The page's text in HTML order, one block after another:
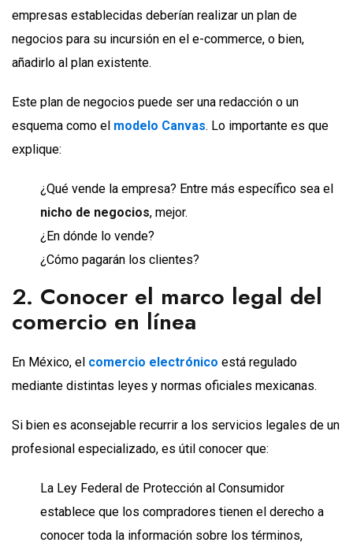
empresas establecidas deberían realizar un plan de
negocios para su incursión en el e-commerce, o bien,
añadirlo al plan existente.
Este plan de negocios puede ser una redacción o un
esquema como el modelo Canvas. Lo importante es que
explique:
¿Qué vende la empresa? Entre más específico sea el
nicho de negocios, mejor.
¿En dónde lo vende?
¿Cómo pagarán los clientes?
2. Conocer el marco legal del
comercio en línea
En México, el comercio electrónico está regulado
mediante distintas leyes y normas oficiales mexicanas.
Si bien es aconsejable recurrir a los servicios legales de un
profesional especializado, es útil conocer que:
La Ley Federal de Protección al Consumidor
establece que los compradores tienen el derecho a
conocer toda la información sobre los términos,